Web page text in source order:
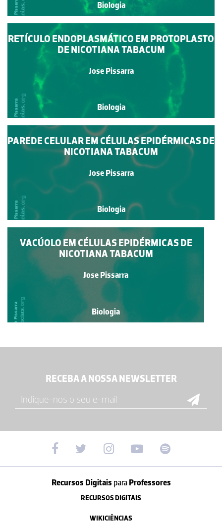
Biologia
RETÍCULO ENDOPLASMÁTICO EM PROTOPLASTO
DE NICOTIANA TABACUM
Jose Pissarra
Biologia
PAREDE CELULAR EM CÉLULAS EPIDÉRMICAS DE
NICOTIANA TABACUM
Jose Pissarra
Biologia
VACÚOLO EM CÉLULAS EPIDÉRMICAS DE
NICOTIANA TABACUM
Jose Pissarra
Biologia
RECEBA A NOSSA NEWSLETTER
Recursos Digitais paraProfessores
RECURSOS DIGITAIS
WIKICIÊNCIAS